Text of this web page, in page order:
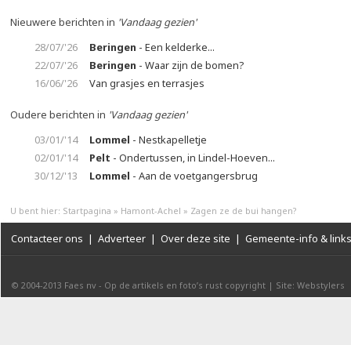
Nieuwere berichten in 'Vandaag gezien'
28/07/'26
Beringen - Een kelderke...
22/07/'26
Beringen - Waar zijn de bomen?
16/06/'26
Van grasjes en terrasjes
Oudere berichten in 'Vandaag gezien'
03/01/'14
Lommel - Nestkapelletje
02/01/'14
Pelt - Ondertussen, in Lindel-Hoeven...
30/12/'13
Lommel - Aan de voetgangersbrug
U bent hier: Startpagina » Hamont-Achel » Zagen ze de bui hangen?
Contacteer ons | Adverteer | Over deze site | Gemeente-info & links
© 2004-2013 Faes nv - Op de artikels en foto’s rust copyright | Site: Webstylers